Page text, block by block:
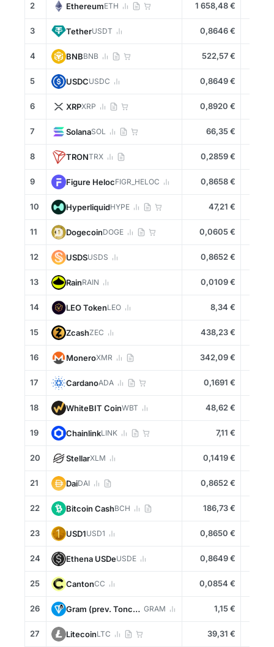
2 EthereumETH 1 658,48 €
3 TetherUSDT 0,8646 €
4 BNBBNB 522,57 €
5 USDCUSDC 0,8649 €
6 XRPXRP 0,8920 €
7 SolanaSOL 66,35 €
8 TRONTRX 0,2859 €
9 Figure HelocFIGR_HELOC 0,8658 €
10 HyperliquidHYPE 47,21 €
11 DogecoinDOGE 0,0605 €
12 USDSUSDS 0,8652 €
13 RainRAIN 0,0109 €
14 LEO TokenLEO 8,34 €
15 ZcashZEC 438,23 €
16 MoneroXMR 342,09 €
17 CardanoADA 0,1691 €
18 WhiteBIT CoinWBT 48,62 €
19 ChainlinkLINK 7,11 €
20 StellarXLM 0,1419 €
21 DaiDAI 0,8652 €
22 Bitcoin CashBCH 186,73 €
23 USD1USD1 0,8650 €
24 Ethena USDeUSDE 0,8649 €
25 CantonCC 0,0854 €
26 Gram (prev. Toncoin) GRAM 1,15 €
27 LitecoinLTC 39,31 €